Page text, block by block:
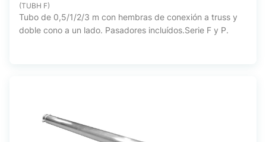
(TUBH F)
Tubo de 0,5/1/2/3 m con hembras de conexión a truss y
doble cono a un lado. Pasadores incluídos.Serie F y P.